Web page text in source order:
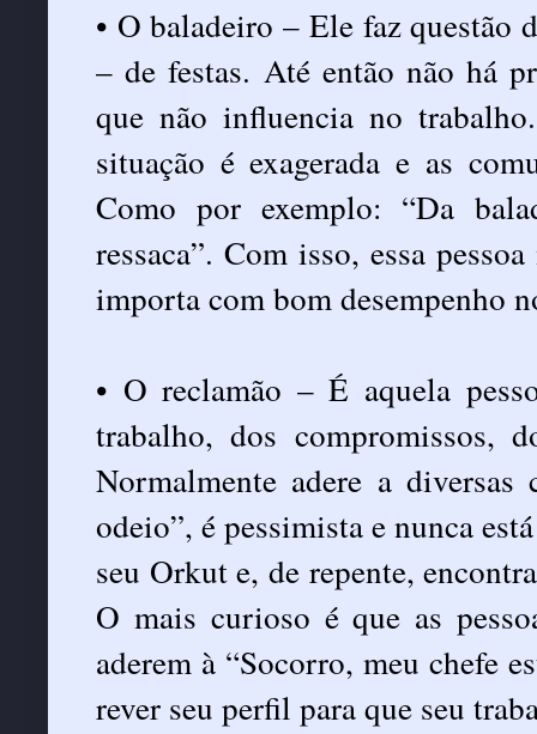
• O baladeiro – Ele faz questão
– de festas. Até então não há
que não influencia no
situação é exagerada e as
Como por exemplo: “Da
ressaca”. Com isso, essa
importa com bom desempenho
• O reclamão – É aquela
trabalho, dos compromissos,
Normalmente adere a diversas
odeio”, é pessimista e nunca
seu Orkut e, de repente,
O mais curioso é que as
aderem à “Socorro, meu chefe
rever seu perfil para que seu